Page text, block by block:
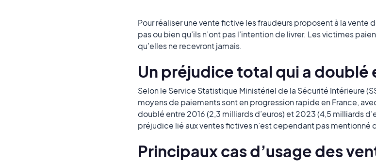
Pour réaliser une vente fictive les fraudeurs proposent à la vente
pas ou bien qu’ils n’ont pas l’intention de livrer. Les victimes
qu’elles ne recevront jamais.
Un préjudice total qui a doublé
Selon le Service Statistique Ministériel de la Sécurité Intérieure
moyens de paiements sont en progression rapide en France,
doublé entre 2016 (2,3 milliards d’euros) et 2023 (4,5 milliards
préjudice lié aux ventes fictives n’est cependant pas mentionné
Principaux cas d’usage des